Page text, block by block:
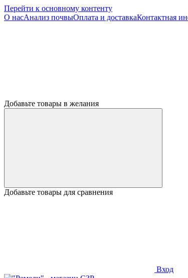
Перейти к основному контенту
О насАнализ почвыОплата и доставкаКонтактная
Добавьте товары в желания
Добавьте товары для сравнения
Вход